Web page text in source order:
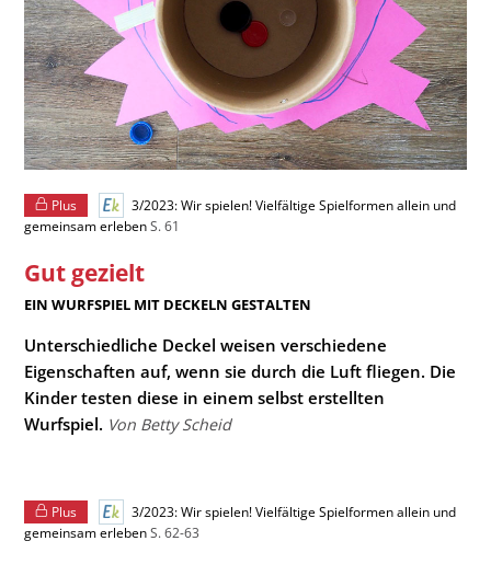
Plus
3/2023: Wir spielen! Vielfältige Spielformen allein und
gemeinsam erlebenS. 61
Gut gezielt
:
EIN WURFSPIEL MIT DECKELN GESTALTEN
Unterschiedliche Deckel weisen verschiedene
Eigenschaften auf, wenn sie durch die Luft fliegen. Die
Kinder testen diese in einem selbst erstellten
Wurfspiel. Von Betty Scheid
Plus
3/2023: Wir spielen! Vielfältige Spielformen allein und
gemeinsam erlebenS. 62-63